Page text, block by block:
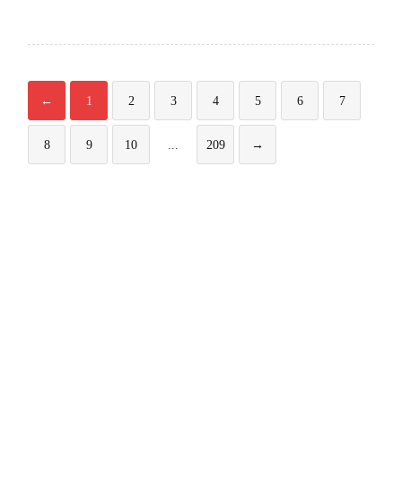
← 1 2 3 4 5 6 7
8 9 10 ... 209 →